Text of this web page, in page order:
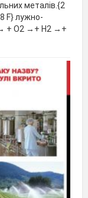
металів.{2
F} лужно-
→ + О2 →+ Н2 →+